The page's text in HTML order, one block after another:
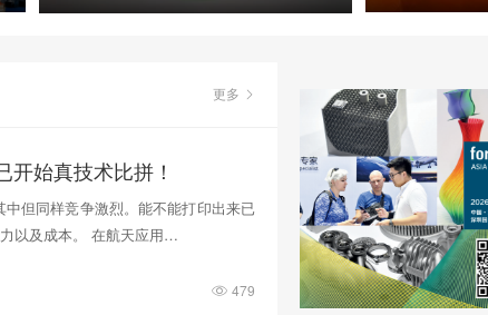
更多
始真技术比拼！
但同样竞争激烈。能不能打印出来已
以及成本。 在航天应用…
479